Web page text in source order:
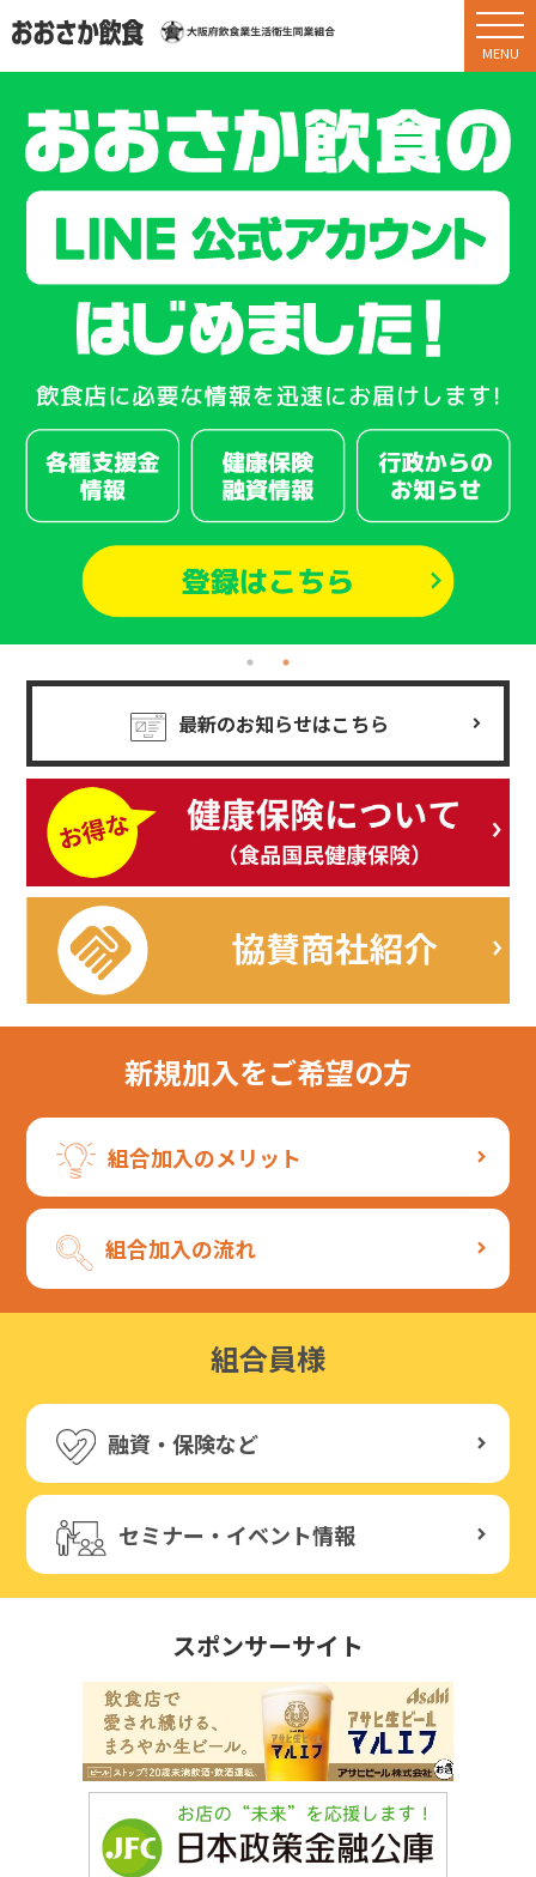
最新のお知らせはこちら
新規加入をご希望の方
組合加入のメリット
組合加入の流れ
組合員様
融資・保険など
セミナー・イベント情報
スポンサーサイト